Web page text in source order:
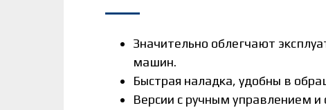
Значительно облегчают
машин.
Быстрая наладка, удобны в
Версии с ручным управлением